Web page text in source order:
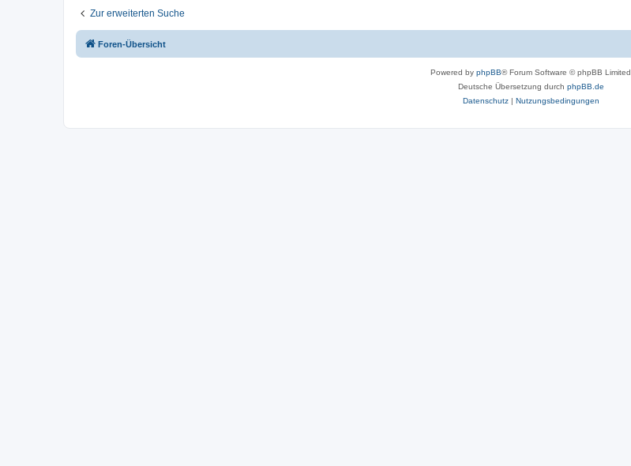
Zur erweiterten Suche
Foren-Übersicht
Powered by phpBB® Forum Software © phpBB Limited
Deutsche Übersetzung durch phpBB.de
Datenschutz| Nutzungsbedingungen